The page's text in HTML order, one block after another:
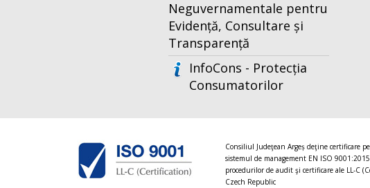
Neguvernamentale pentru
Evidență, Consultare și
Transparență
InfoCons - Protecția
Consumatorilor
Consiliul Judeţean Argeș deţine certificare
sistemul de management EN ISO
procedurilor de audit şi certificare ale LL-C
Czech Republic